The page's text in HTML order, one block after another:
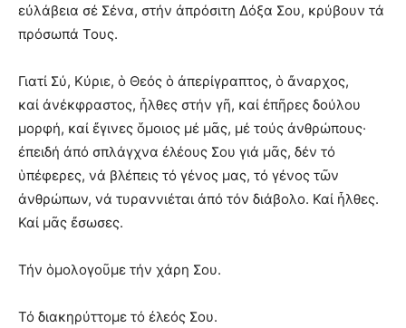
εὐλάβεια σέ Σένα, στήν ἀπρόσιτη Δόξα Σου, κρύβουν τά
πρόσωπά Τους.
Γιατί Σύ, Κύριε, ὁ Θεός ὁ ἀπερίγραπτος, ὁ ἄναρχος,
καί ἀνέκφραστος, ἦλθες στήν γῆ, καί ἐπῆρες δούλου
μορφή, καί ἔγινες ὅμοιος μέ μᾶς, μέ τούς ἀνθρώπους·
ἐπειδή ἀπό σπλάγχνα ἐλέους Σου γιά μᾶς, δέν τό
ὑπέφερες, νά βλέπεις τό γένος μας, τό γένος τῶν
ἀνθρώπων, νά τυραννιέται ἀπό τόν διάβολο. Καί ἦλθες.
Καί μᾶς ἔσωσες.
Τήν ὁμολογοῦμε τήν χάρη Σου.
Τό διακηρύττομε τό ἐλεός Σου.